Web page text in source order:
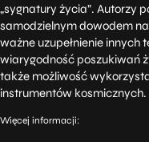
„sygnatury życia”. Autorzy
samodzielnym dowodem
ważne uzupełnienie innych
wiarygodność poszukiwań
także możliwość
instrumentów kosmicznych.
Więcej informacji: